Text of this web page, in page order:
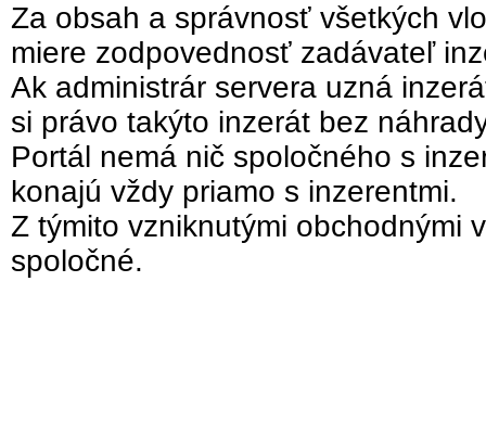
Za obsah a správnosť všetkých
miere zodpovednosť zadávateľ
Ak administrár servera uzná
si právo takýto inzerát bez
Portál nemá nič spoločného s
konajú vždy priamo s inzerentmi.
Z týmito vzniknutými obchodnými
spoločné.